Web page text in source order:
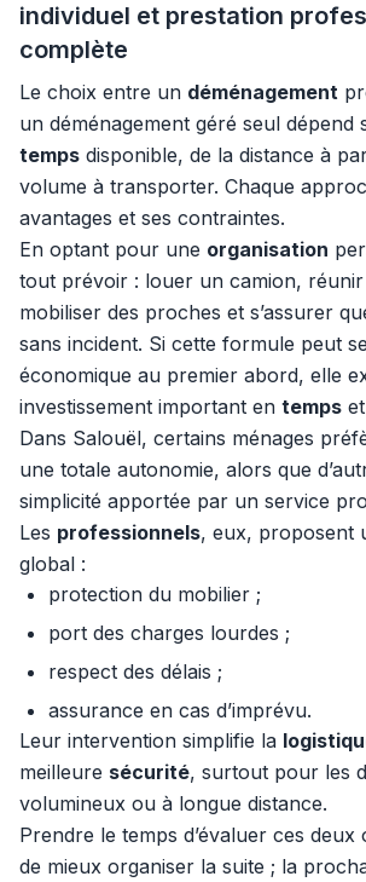
individuel et prestation
complète
Le choix entre un déménagement
un déménagement géré seul dépend
temps disponible, de la distance à
volume à transporter. Chaque
avantages et ses contraintes.
En optant pour une organisation
tout prévoir : louer un camion,
mobiliser des proches et s’assurer
sans incident. Si cette formule peut
économique au premier abord, elle
investissement important en temps
Dans Salouël, certains ménages
une totale autonomie, alors que
simplicité apportée par un service
Les professionnels, eux, proposent
global :
protection du mobilier ;
port des charges lourdes ;
respect des délais ;
assurance en cas d’imprévu.
Leur intervention simplifie la
meilleure sécurité, surtout pour les
volumineux ou à longue distance.
Prendre le temps d’évaluer ces
de mieux organiser la suite ; la